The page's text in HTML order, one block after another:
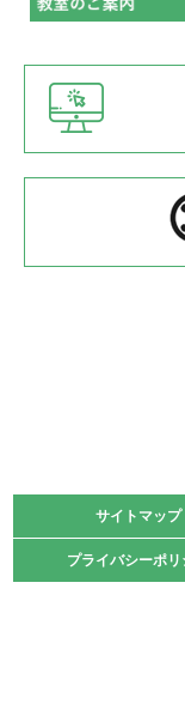
緑ケ丘体育館
2022.06.12
県知事杯争奪バレ
2022.05.05
体育協会長杯
2022.05.22
緑ケ丘体育館
2021.10.23
卓球選手権大会
サイトマップ
プライバシーポリ
サイトマップ
プライバシーポリ